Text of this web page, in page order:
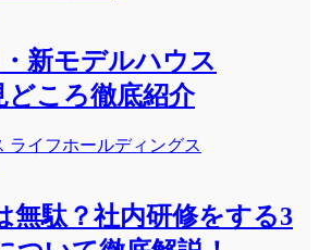
新モデルハウス
どころ徹底紹介
ライフホールディングス
無駄？社内研修をする3